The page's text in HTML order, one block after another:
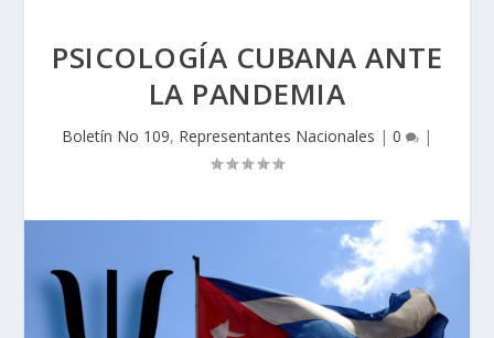
PSICOLOGÍA CUBANA ANTE
LA PANDEMIA
Boletín No 109, Representantes Nacionales | 0 |